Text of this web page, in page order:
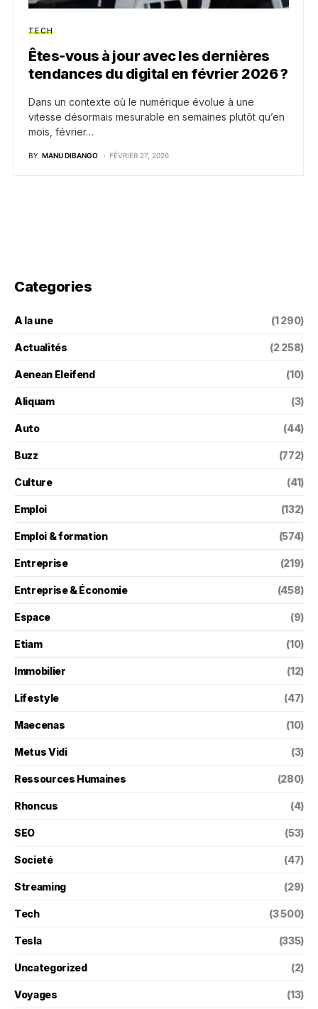
TECH
Êtes-vous à jour avec les dernières
tendances du digital en février 2026 ?
Dans un contexte où le numérique évolue à une
vitesse désormais mesurable en semaines plutôt qu’en
mois, février…
BY MANU DIBANGO FÉVRIER 27, 2026
Categories
A la une (1 290)
Actualités (2 258)
Aenean Eleifend (10)
Aliquam (3)
Auto (44)
Buzz (772)
Culture (41)
Emploi (132)
Emploi & formation (574)
Entreprise (219)
Entreprise & Économie (458)
Espace (9)
Etiam (10)
Immobilier (12)
Lifestyle (47)
Maecenas (10)
Metus Vidi (3)
Ressources Humaines (280)
Rhoncus (4)
SEO (53)
Societé (47)
Streaming (29)
Tech (3 500)
Tesla (335)
Uncategorized (2)
Voyages (13)